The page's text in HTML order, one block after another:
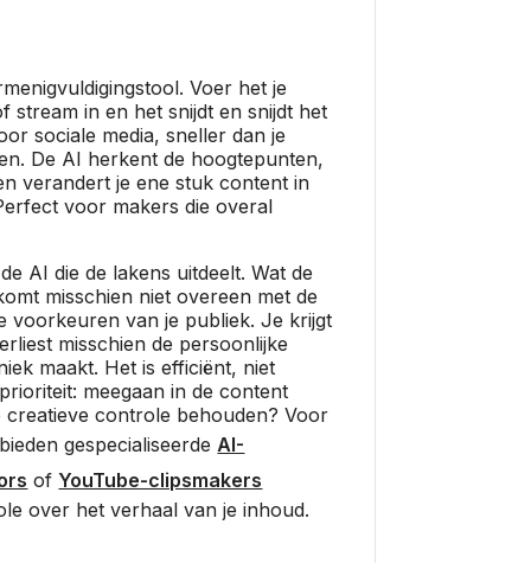
Voer het je
stream in en het snijdt en snijdt het
sociale media, sneller dan je
De AI herkent de hoogtepunten,
verandert je ene stuk content in
voor makers die overal
AI die de lakens uitdeelt. Wat de
misschien niet overeen met de
voorkeuren van je publiek. Je krijgt
misschien de persoonlijke
maakt. Het is efficiënt, niet
meegaan in de content
controle behouden? Voor
gespecialiseerde AI-
of YouTube-clipsmakers
over het verhaal van je inhoud.